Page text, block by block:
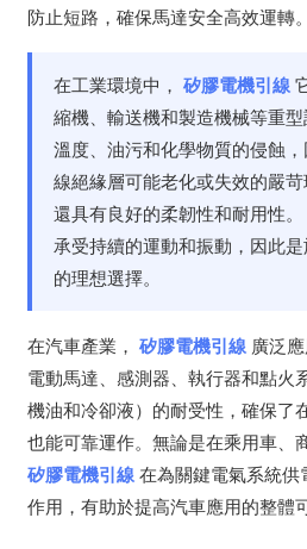
防止短路，確保馬達安全高效運轉。
在工業環境中， 矽膠電機引線
縮機、輸送機和製造機械等重
溫度、油污和化學物質的侵蝕
線絕緣層可能老化或失效的嚴
還具有良好的柔韌性和耐用性。
承受持續的運動和振動，因此
的理想選擇。
在汽車產業， 矽膠電機引線廣泛應
電動馬達、感測器、執行器和點火
機油和冷卻液）的耐受性，確保了
也能可靠運作。無論是在乘用車、
矽膠電機引線在為關鍵電氣系統供
作用，有助於提高汽車應用的整體